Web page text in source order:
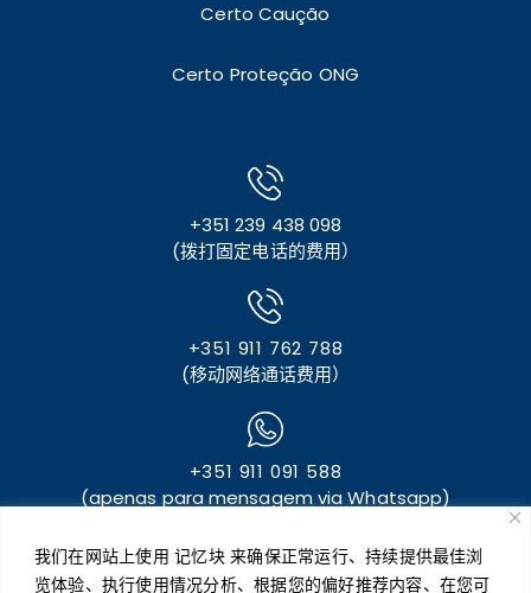
我们在网站上使用 记忆块 来确保正常运行、持续提供最佳浏
览体验、执行使用情况分析、根据您的偏好推荐内容、在您可
Certo Caução
Certo Proteção ONG
+351 239 438 098
(拨打固定电话的费用）
+351 911 762 788
(移动网络通话费用）
+351 911 091 588
(apenas para mensagem via Whatsapp)